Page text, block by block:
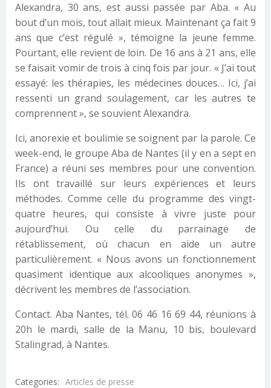
Alexandra, 30 ans, est aussi passée par Aba. « Au
bout d’un mois, tout allait mieux. Maintenant ça fait 9
ans que c’est régulé », témoigne la jeune femme.
Pourtant, elle revient de loin. De 16 ans à 21 ans, elle
se faisait vomir de trois à cinq fois par jour. « J’ai tout
essayé: les thérapies, les médecines douces… Ici, j’ai
ressenti un grand soulagement, car les autres te
comprennent », se souvient Alexandra.
Ici, anorexie et boulimie se soignent par la parole. Ce
week-end, le groupe Aba de Nantes (il y en a sept en
France) a réuni ses membres pour une convention.
Ils ont travaillé sur leurs expériences et leurs
méthodes. Comme celle du programme des vingt-
quatre heures, qui consiste à vivre juste pour
aujourd’hui. Ou celle du parrainage de
rétablissement, où chacun en aide un autre
particulièrement. « Nous avons un fonctionnement
quasiment identique aux alcooliques anonymes »,
décrivent les membres de l’association.
Contact. Aba Nantes, tél. 06 46 16 69 44, réunions à
20h le mardi, salle de la Manu, 10 bis, boulevard
Stalingrad, à Nantes.
Categories: Articles de presse